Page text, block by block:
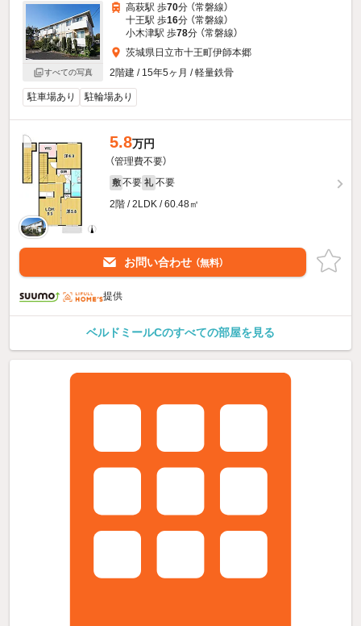
すべての写真
高萩駅 歩70分 （常磐線）
十王駅 歩16分 （常磐線）
小木津駅 歩78分 （常磐線）
茨城県日立市十王町伊師本郷
2階建 / 15年5ヶ月 / 軽量鉄骨
駐車場あり 駐輪場あり
5.8万円
（管理費不要）
敷 不要 礼 不要
2階 / 2LDK / 60.48㎡
お問い合わせ （無料）
提供
ベルドミールCのすべての部屋を見る